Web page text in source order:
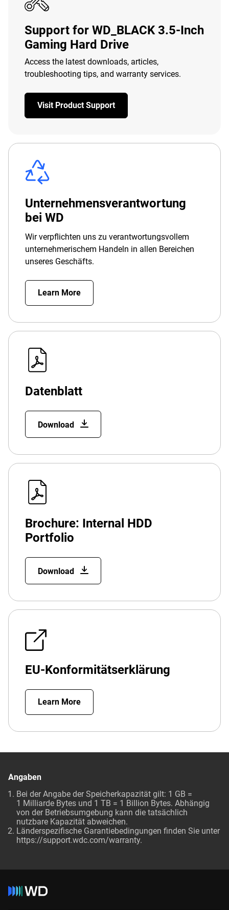
Support for WD_BLACK 3.5-Inch
Gaming Hard Drive
Access the latest downloads, articles,
troubleshooting tips, and warranty services.
Visit Product Support
Unternehmensverantwortung
bei WD
Wir verpflichten uns zu verantwortungsvollem
unternehmerischem Handeln in allen Bereichen
unseres Geschäfts.
Learn More
Datenblatt
Download
Brochure: Internal HDD
Portfolio
Download
EU-Konformitätserklärung
Learn More
Angaben
Bei der Angabe der Speicherkapazität gilt: 1 GB =
1 Milliarde Bytes und 1 TB = 1 Billion Bytes. Abhängig
von der Betriebsumgebung kann die tatsächlich
nutzbare Kapazität abweichen.
Länderspezifische Garantiebedingungen finden Sie unter
https://support.wdc.com/warranty.